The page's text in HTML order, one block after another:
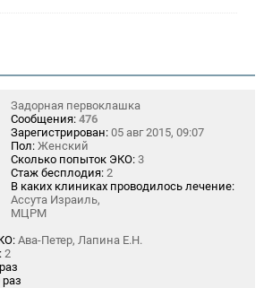
Задорная первоклашка
Сообщения: 476
Зарегистрирован: 05 авг 2015, 09:07
Пол: Женский
Сколько попыток ЭКО: 3
Стаж бесплодия: 2
В каких клиниках проводилось лечение:
Ассута Израиль,
МЦРМ
Ава-Петер, Лапина Е.Н.
2
раз